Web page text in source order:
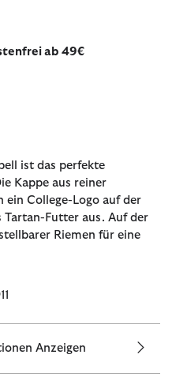
ab 49€
ist das perfekte
Kappe aus reiner
ein College-Logo auf der
Tartan-Futter aus. Auf der
Riemen für eine
Anzeigen